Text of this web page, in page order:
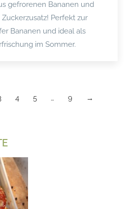
gefrorenen Bananen und
Perfekt zur
Bananen und ideal als
im Sommer.
4 5 … 9 →